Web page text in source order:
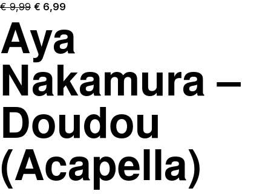
€9,99 € 6,99
Aya
Nakamura –
Doudou
(Acapella)